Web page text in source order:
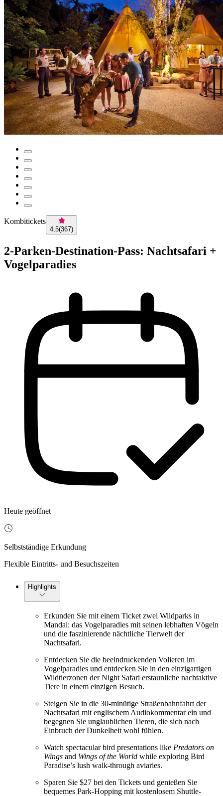
Kombitickets
4,5(367)
2-Parken-Destination-Pass: Nachtsafari +
Vogelparadies
Heute geöffnet
Selbstständige Erkundung
Flexible Eintritts- und Besuchszeiten
Highlights
Erkunden Sie mit einem Ticket zwei Wildparks in
Mandai: das Vogelparadies mit seinen lebhaften Vögeln
und die faszinierende nächtliche Tierwelt der
Nachtsafari.
Entdecken Sie die beeindruckenden Volieren im
Vogelparadies und entdecken Sie in den einzigartigen
Wildtierzonen der Night Safari erstaunliche nachtaktive
Tiere in einem einzigen Besuch.
Steigen Sie in die 30-minütige Straßenbahnfahrt der
Nachtsafari mit englischem Audiokommentar ein und
begegnen Sie unglaublichen Tieren, die sich nach
Einbruch der Dunkelheit wohl fühlen.
Watch spectacular bird presentations like Predators on
Wings and Wings of the World while exploring Bird
Paradise’s lush walk-through aviaries.
Sparen Sie $27 bei den Tickets und genießen Sie
bequemes Park-Hopping mit kostenlosem Shuttle-